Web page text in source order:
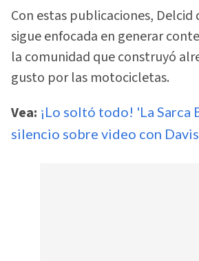
Con estas publicaciones, Delcid
sigue enfocada en generar
la comunidad que construyó
gusto por las motocicletas.
Vea: ¡Lo soltó todo! 'La Sarca
silencio sobre video con